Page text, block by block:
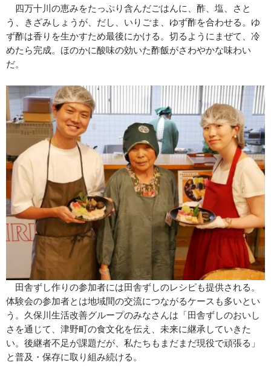
四万十川の恵みをたっぷり含んだごはんに、酢、塩、さと
う、きざみしょうが、だし、いりごま、ゆず酢を合わせる。ゆ
ず酢は香りを生かすため最後にかける。切るようにまぜて、冷
めたら完成。ほのかに酸味の効いた酢飯がさわやかな味わい
だ。
田舎ずし作りの参加者には田舎ずしのレシピも提供される。
体験会の参加者とは地域間の交流につながるケースも多いとい
う。久保川生活改善グループのみなさんは「田舎ずしのおいし
さを通じて、津野町の食文化を伝え、未来に継承していきた
い。後継者不足が課題だが、私たちもまだまだ現役で頑張る」
と普及・保存に取り組み続ける。